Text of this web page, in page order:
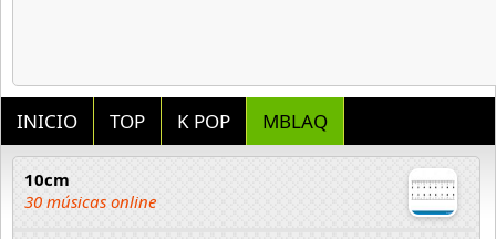
INICIO TOP K POP MBLAQ
10cm
30 músicas online